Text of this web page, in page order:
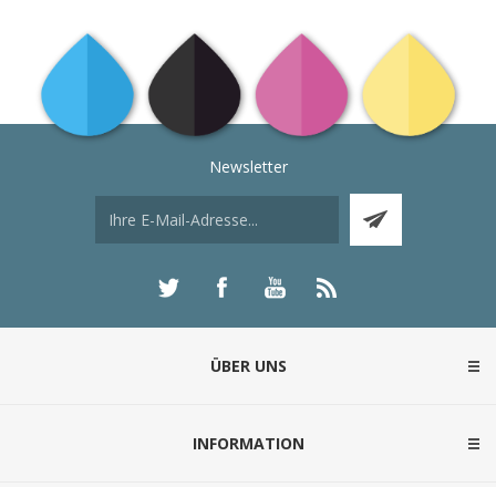
Newsletter
ÜBER UNS
INFORMATION